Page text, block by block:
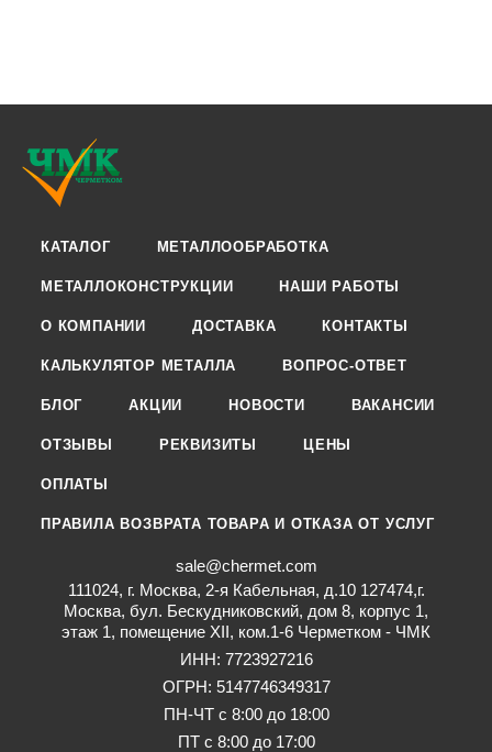
КАТАЛОГ МЕТАЛЛООБРАБОТКА
МЕТАЛЛОКОНСТРУКЦИИ НАШИ РАБОТЫ
О КОМПАНИИ ДОСТАВКА КОНТАКТЫ
КАЛЬКУЛЯТОР МЕТАЛЛА ВОПРОС-ОТВЕТ
БЛОГ АКЦИИ НОВОСТИ ВАКАНСИИ
ОТЗЫВЫ РЕКВИЗИТЫ ЦЕНЫ
ОПЛАТЫ
ПРАВИЛА ВОЗВРАТА ТОВАРА И ОТКАЗА ОТ УСЛУГ
sale@chermet.com
111024, г. Москва, 2-я Кабельная, д.10 127474,г.
Москва, бул. Бескудниковский, дом 8, корпус 1,
этаж 1, помещение XII, ком.1-6 Черметком - ЧМК
ИНН: 7723927216
ОГРН: 5147746349317
ПН-ЧТ с 8:00 до 18:00
ПТ с 8:00 до 17:00